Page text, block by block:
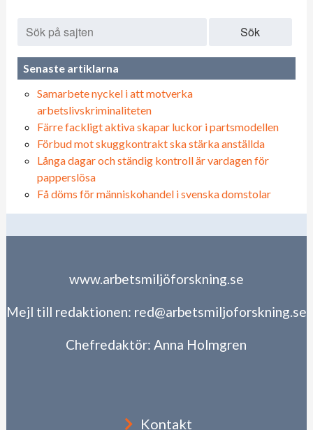
Sök
Senaste artiklarna
Samarbete nyckel i att motverka
arbetslivskriminaliteten
Färre fackligt aktiva skapar luckor i partsmodellen
Förbud mot skuggkontrakt ska stärka anställda
Långa dagar och ständig kontroll är vardagen för
papperslösa
Få döms för människohandel i svenska domstolar
www.arbetsmiljöforskning.se
Mejl till redaktionen: red@arbetsmiljoforskning.se
Chefredaktör:Anna Holmgren
Kontakt